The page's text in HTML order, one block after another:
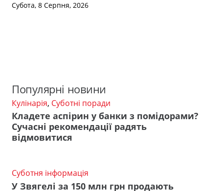
Субота, 8 Серпня, 2026
Популярні новини
Кулінарія, Суботні поради
Кладете аспірин у банки з помідорами?
Сучасні рекомендації радять
відмовитися
Суботня інформація
У Звягелі за 150 млн грн продають